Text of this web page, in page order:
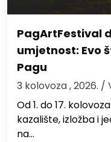
PagArtFestival
umjetnost: Evo
Pagu
3 kolovoza , 2026. /
Od 1. do 17.
kazalište, izložba i
na…